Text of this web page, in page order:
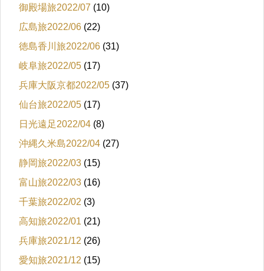
御殿場旅2022/07 (10)
広島旅2022/06 (22)
徳島香川旅2022/06 (31)
岐阜旅2022/05 (17)
兵庫大阪京都2022/05 (37)
仙台旅2022/05 (17)
日光遠足2022/04 (8)
沖縄久米島2022/04 (27)
静岡旅2022/03 (15)
富山旅2022/03 (16)
千葉旅2022/02 (3)
高知旅2022/01 (21)
兵庫旅2021/12 (26)
愛知旅2021/12 (15)